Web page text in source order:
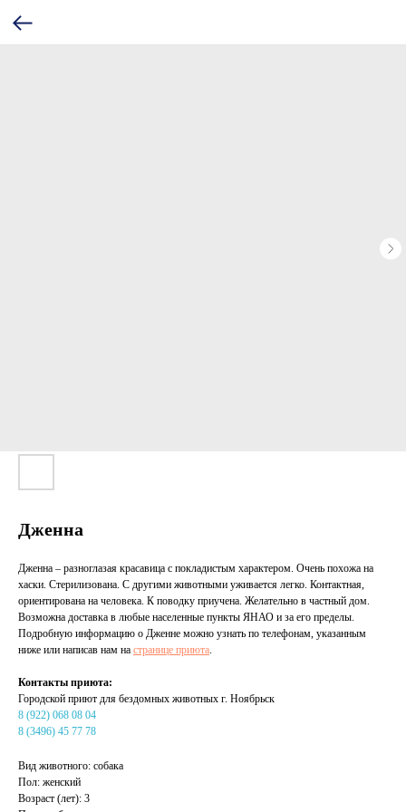
Дженна
Дженна – разноглазая красавица с покладистым характером. Очень похожа на
хаски. Стерилизована. С другими животными уживается легко. Контактная,
ориентирована на человека. К поводку приучена. Желательно в частный дом.
Возможна доставка в любые населенные пункты ЯНАО и за его пределы.
Подробную информацию о Дженне можно узнать по телефонам, указанным
ниже или написав нам на странице приюта.
Контакты приюта:
Городской приют для бездомных животных г. Ноябрьск
8 (922) 068 08 04
8 (3496) 45 77 78
Вид животного: собака
Пол: женский
Возраст (лет): 3